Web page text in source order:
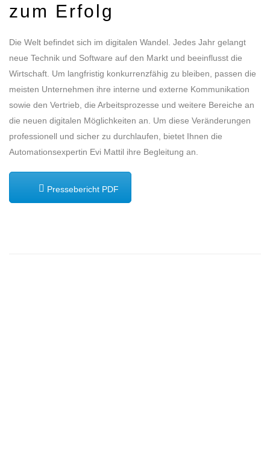
zum Erfolg
Die Welt befindet sich im digitalen Wandel. Jedes Jahr gelangt
neue Technik und Software auf den Markt und beeinflusst die
Wirtschaft. Um langfristig konkurrenzfähig zu bleiben, passen die
meisten Unternehmen ihre interne und externe Kommunikation
sowie den Vertrieb, die Arbeitsprozesse und weitere Bereiche an
die neuen digitalen Möglichkeiten an. Um diese Veränderungen
professionell und sicher zu durchlaufen, bietet Ihnen die
Automationsexpertin Evi Mattil ihre Begleitung an.
Pressebericht PDF